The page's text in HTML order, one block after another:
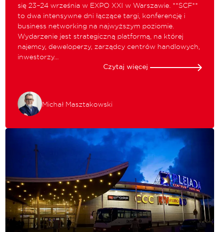
się 23–24 września w EXPO XXI w Warszawie. **SCF**
to dwa intensywne dni łączące targi, konferencję i
business networking na najwyższym poziomie.
Wydarzenie jest strategiczną platformą, na której
najemcy, deweloperzy, zarządcy centrów handlowych,
inwestorzy...
Czytaj więcej
Michał Masztakowski